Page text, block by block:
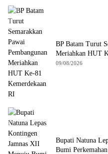
BP Batam Turut
Meriahkan HUT
09/08/2026
Bupati Natuna
Bumi